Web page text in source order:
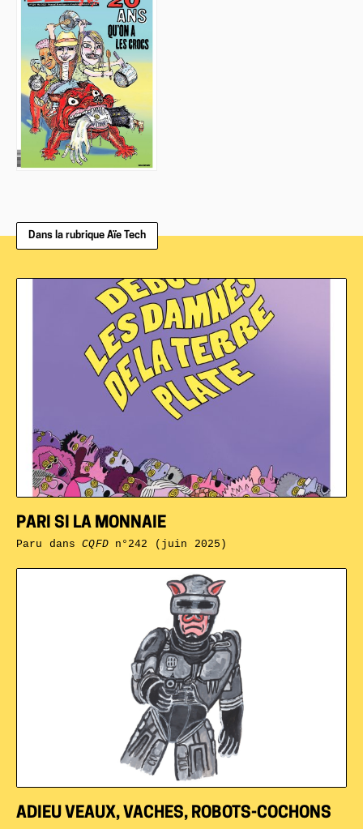
Dans la rubrique Aïe Tech
ADIEU VEAUX, VACHES, ROBOTS-COCHONS
PARI SI LA MONNAIE
Paru dansCQFDn°242 (juin 2025)